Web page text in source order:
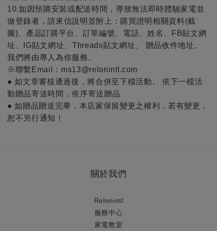
10.如因預購安裝或配送時間，導致無法即時體驗家電並
做登錄者，請來信說明並附上：購買證明相關資料(截
圖)、產品訂購平台、訂單編號、電話、姓名、FB貼文網
址、IG貼文網址、Threads貼文網址、 贈品收件地址。
我們將由專人為你服務。
※聯繫Email：ms13@relonintl.com
● 如文章審核通過後，將合併至下檔活動。 依下一檔活
動贈品寄送時間，依序寄送贈品
● 如贈品贈送完畢，本店家保留變更之權利，若有變更，
恕不另行通知！
關於我們
Relonintl
服務中心
家電教室